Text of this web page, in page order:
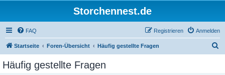
Storchennest.de
FAQ Anmelden
Registrieren
Startseite Foren-Übersicht Häufig gestellte Fragen
Häufig gestellte Fragen